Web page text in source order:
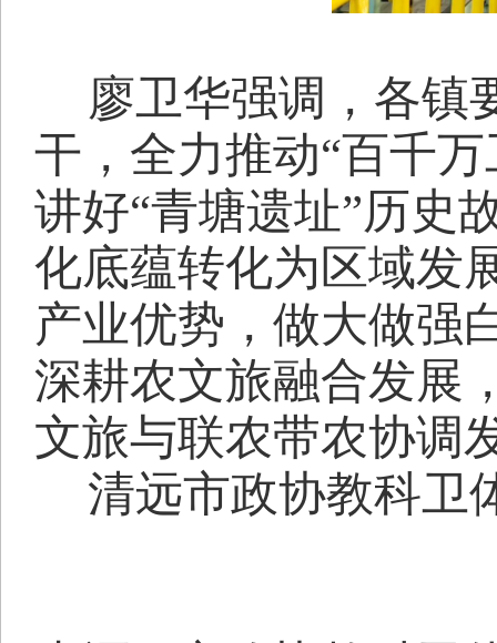
廖卫华强调，各镇
干，全力推动“百千
讲好“青塘遗址”历史
化底蕴转化为区域发
产业优势，做大做强
深耕农文旅融合发展
文旅与联农带农协调
清远市政协教科卫